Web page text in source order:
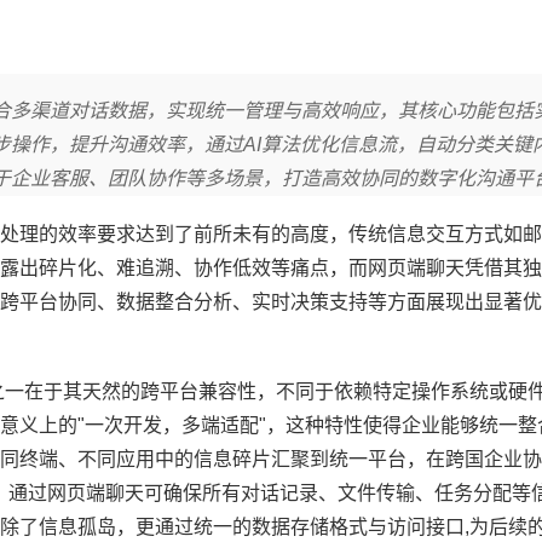
渠道对话数据，实现统一管理与高效响应，其核心功能包括
作，提升沟通效率，通过AI算法优化信息流，自动分类关键
业客服、团队协作等多场景，打造高效协同的数字化沟通平
理的效率要求达到了前所未有的高度，传统信息交互方式如
出碎片化、难追溯、协作低效等痛点，而网页端聊天凭借其
平台协同、数据整合分析、实时决策支持等方面展现出显著
在于其天然的跨平台兼容性，不同于依赖特定操作系统或硬
义上的"一次开发，多端适配"，这种特性使得企业能够统一
终端、不同应用中的信息碎片汇聚到统一平台，在跨国企业
过网页端聊天可确保所有对话记录、文件传输、任务分配等
了信息孤岛，更通过统一的数据存储格式与访问接口,为后续